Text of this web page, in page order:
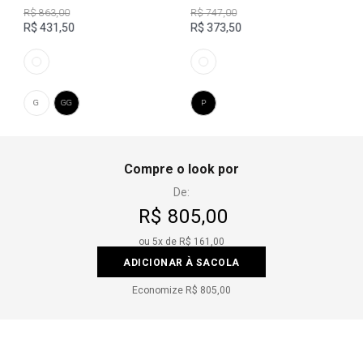
R$ 863,00
R$ 431,50
G GG
R$ 747,00
R$ 373,50
P
Compre o look por
De:
R$ 805,00
ou 5x de R$ 161,00
ADICIONAR À SACOLA
Economize R$ 805,00